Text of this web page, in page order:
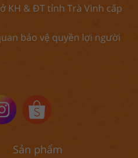
KH & ĐT tỉnh Trà Vinh cấp
bảo vệ quyền lợi người
Sản phẩm